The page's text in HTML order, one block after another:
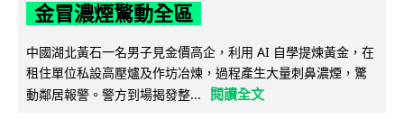
金冒濃煙驚動全區
中國湖北黃石一名男子見金價高企，利用 AI 自學提煉黃金，在
租住單位私設高壓爐及作坊冶煉，過程產生大量刺鼻濃煙，驚
動鄰居報警。警方到場揭發整...
閱讀全文